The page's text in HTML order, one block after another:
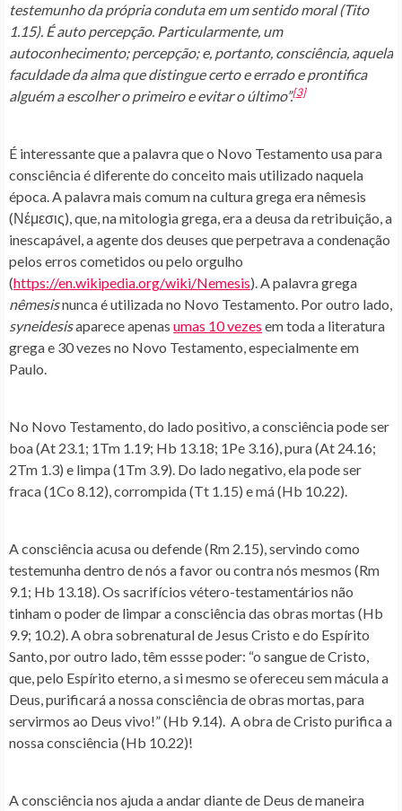
testemunho da própria conduta em um sentido moral (Tito
1.15). É auto percepção. Particularmente, um
autoconhecimento; percepção; e, portanto, consciência, aquela
faculdade da alma que distingue certo e errado e prontifica
alguém a escolher o primeiro e evitar o último”.[3]
É interessante que a palavra que o Novo Testamento usa para
consciência é diferente do conceito mais utilizado naquela
época. A palavra mais comum na cultura grega era nêmesis
(Νέμεσις), que, na mitologia grega, era a deusa da retribuição, a
inescapável, a agente dos deuses que perpetrava a condenação
pelos erros cometidos ou pelo orgulho
(https://en.wikipedia.org/wiki/Nemesis). A palavra grega
nêmesisnunca é utilizada no Novo Testamento. Por outro lado,
syneidesisaparece apenas umas 10 vezes em toda a literatura
grega e 30 vezes no Novo Testamento, especialmente em
Paulo.
No Novo Testamento, do lado positivo, a consciência pode ser
boa (At 23.1; 1Tm 1.19; Hb 13.18; 1Pe 3.16), pura (At 24.16;
2Tm 1.3) e limpa (1Tm 3.9). Do lado negativo, ela pode ser
fraca (1Co 8.12), corrompida (Tt 1.15) e má (Hb 10.22).
A consciência acusa ou defende (Rm 2.15), servindo como
testemunha dentro de nós a favor ou contra nós mesmos (Rm
9.1; Hb 13.18). Os sacrifícios vétero-testamentários não
tinham o poder de limpar a consciência das obras mortas (Hb
9.9; 10.2). A obra sobrenatural de Jesus Cristo e do Espírito
Santo, por outro lado, têm essse poder: “o sangue de Cristo,
que, pelo Espírito eterno, a si mesmo se ofereceu sem mácula a
Deus, purificará a nossa consciência de obras mortas, para
servirmos ao Deus vivo!” (Hb 9.14). A obra de Cristo purifica a
nossa consciência (Hb 10.22)!
A consciência nos ajuda a andar diante de Deus de maneira